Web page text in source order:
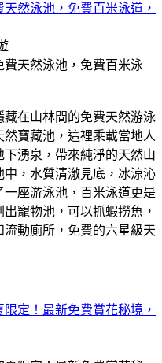
然泳池，免費百米泳道，
藏在山林間的免費天然游泳
寶藏池，這裡乘載當地人
湧泉，帶來純淨的天然山
，水質清澈見底，冰涼沁
座游泳池，百米泳道更是
寵物池，可以抓蝦撈魚，
動廁所，免費的六星級天
定！最新免費賞花秘境，